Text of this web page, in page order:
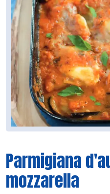
Parmigiana
mozzarella